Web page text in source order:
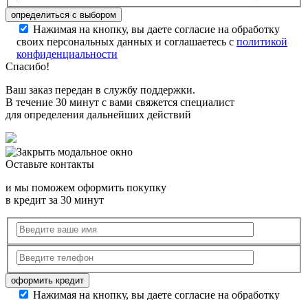
Нажимая на кнопку, вы даете согласие на обработку
своих персональных данных и соглашаетесь с политикой
конфиденциальности
Спасибо!
Ваш заказ передан в службу поддержки.
В течение 30 минут с вами свяжется специалист
для определения дальнейших действий
Оставьте контакты
и мы поможем оформить покупку
в кредит за 30 минут
Нажимая на кнопку, вы даете согласие на обработку